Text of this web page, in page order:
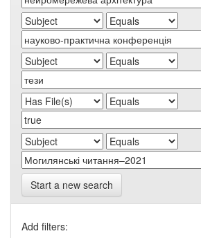
Start a new search
Add filters: